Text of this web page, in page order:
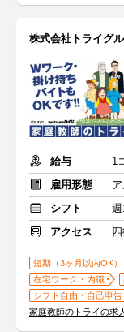
株式会社トライグ
給与
1
雇用形態
シフト
アクセス
短期（3ヶ月以内OK）
在宅ワーク・内職
シフト自由・自己申告
家庭教師のトライの求